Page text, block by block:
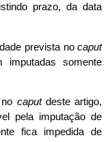
prazo, da data
prevista nocaput
somente
caputdeste artigo,
pela imputação de
fica impedida de